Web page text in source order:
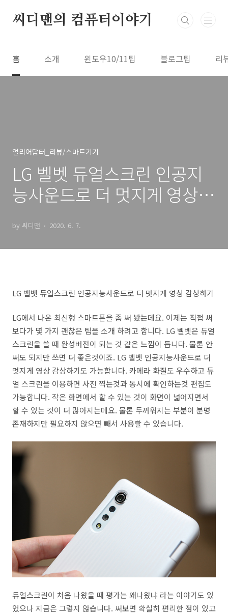
씨디맨의 컴퓨터이야기
홈 소개 윈도우10/11팁 블로그팁 리
얼리어답터_리뷰/스마트기기
LG 벨벳 듀얼스크린 인공지
능사운드로 더 멋지게 영상
by 씨디맨 2020. 6. 7.
LG 벨벳 듀얼스크린 인공지능사운드로 더 멋지게 영상 감상하기
LG에서 나온 최신형 스마트폰을 좀 써 봤는데요. 이제는 직접 써
보다가 몇 가지 괜찮은 팁을 소개 하려고 합니다. LG 벨벳은 듀얼
스크린을 쓸 때 완성버전이 되는 것 같은 느낌이 듭니다. 물론 안
써도 되지만 쓰면 더 좋은것이죠. LG 벨벳 인공지능사운드로 더
멋지게 영상 감상하기도 가능합니다. 카메라 화질도 우수하고 듀
얼 스크린을 이용하면 사진 찍는것과 동시에 확인하는것 편집도
가능합니다. 작은 화면에서 할 수 있는 것이 화면이 넓어지면서
할 수 있는 것이 더 많아지는데요. 물론 두꺼워지는 부분이 분명
존재하지만 필요하지 않으면 빼서 사용할 수 있습니다.
듀얼스크린이 처음 나왔을 때 평가는 왜나왔냐 라는 이야기도 있
었으나 지금은 그렇지 않습니다. 써보면 확실히 편리한 점이 있고